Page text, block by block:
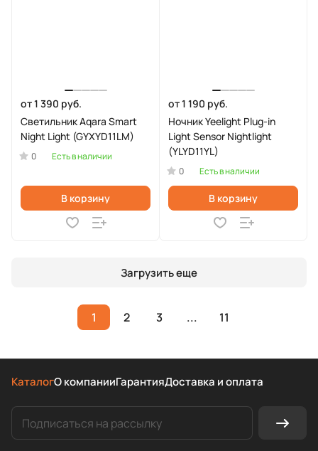
от 1 390 руб.
Светильник Aqara Smart
Night Light (GYXYD11LM)
0 Есть в наличии
В корзину
от 1 190 руб.
Ночник Yeelight Plug-in
Light Sensor Nightlight
(YLYD11YL)
0 Есть в наличии
В корзину
Загрузить еще
1 2 3 ... 11
КаталогО компанииГарантияДоставка и оплата